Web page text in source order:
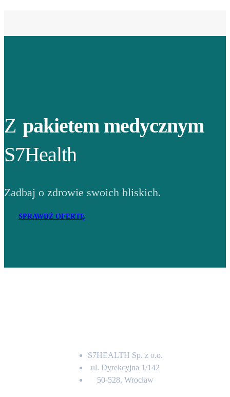
Z pakietem medycznym
S7Health
Zadbaj o zdrowie swoich bliskich.
SPRAWDŹ OFERTĘ
S7HEALTH Sp. z o.o.
ul. Dyrekcyjna 1/142
50-528, Wrocław